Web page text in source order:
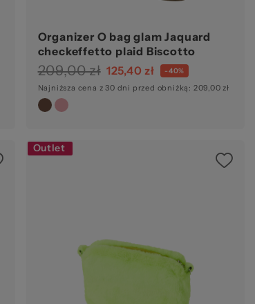
Organizer O bag glam Jaquard
checkeffetto plaid Biscotto
209,00 zł 125,40 zł -40%
Najniższa cena z 30 dni przed obniżką: 209,00 zł
Outlet